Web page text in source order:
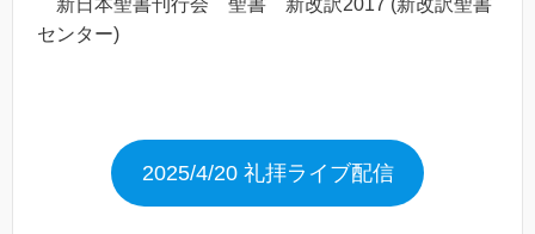
新日本聖書刊行会 聖書 新改訳2017 (新改訳聖書
センター)
2025/4/20 礼拝ライブ配信